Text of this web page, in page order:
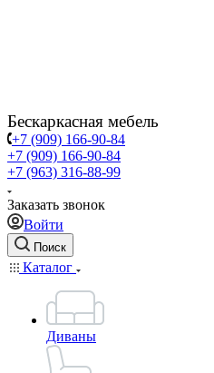
Бескаркасная мебель
+7 (909) 166-90-84
+7 (909) 166-90-84
+7 (963) 316-88-99
Заказать звонок
Войти
Поиск
Каталог
Диваны